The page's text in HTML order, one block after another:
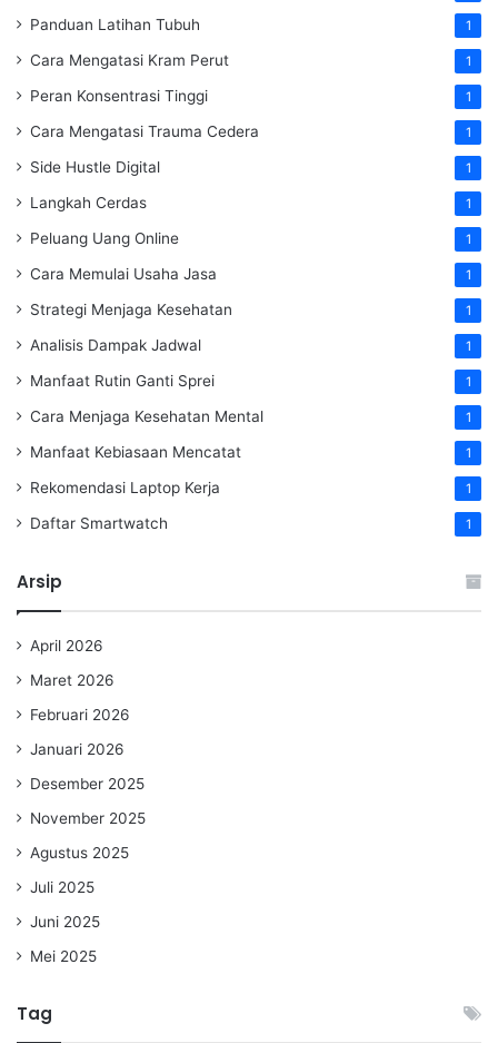
Panduan Latihan Tubuh 1
Cara Mengatasi Kram Perut 1
Peran Konsentrasi Tinggi 1
Cara Mengatasi Trauma Cedera 1
Side Hustle Digital 1
Langkah Cerdas 1
Peluang Uang Online 1
Cara Memulai Usaha Jasa 1
Strategi Menjaga Kesehatan 1
Analisis Dampak Jadwal 1
Manfaat Rutin Ganti Sprei 1
Cara Menjaga Kesehatan Mental 1
Manfaat Kebiasaan Mencatat 1
Rekomendasi Laptop Kerja 1
Daftar Smartwatch 1
Arsip
April 2026
Maret 2026
Februari 2026
Januari 2026
Desember 2025
November 2025
Agustus 2025
Juli 2025
Juni 2025
Mei 2025
Tag